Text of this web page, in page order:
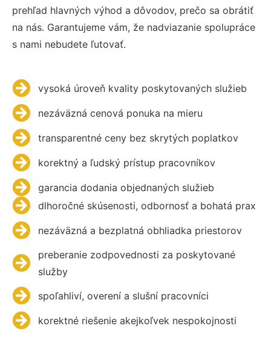
prehľad hlavných výhod a dôvodov, prečo sa obrátiť
na nás. Garantujeme vám, že nadviazanie spolupráce
s nami nebudete ľutovať.
vysoká úroveň kvality poskytovaných služieb
nezáväzná cenová ponuka na mieru
transparentné ceny bez skrytých poplatkov
korektný a ľudský prístup pracovníkov
garancia dodania objednaných služieb
dlhoročné skúsenosti, odbornosť a bohatá prax
nezáväzná a bezplatná obhliadka priestorov
preberanie zodpovednosti za poskytované
služby
spoľahliví, overení a slušní pracovníci
korektné riešenie akejkoľvek nespokojnosti